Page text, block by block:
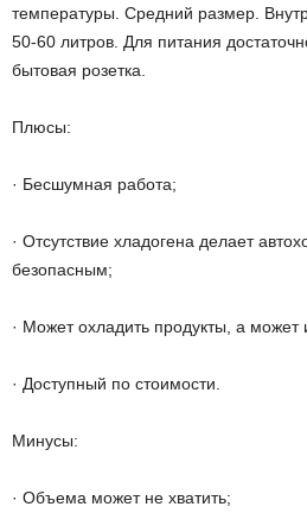
температуры. Средний размер.
50-60 литров. Для питания
бытовая розетка.
Плюсы:
· Бесшумная работа;
· Отсутствие хладогена делает
безопасным;
· Может охладить продукты, а может
· Доступный по стоимости.
Минусы:
· Объема может не хватить;